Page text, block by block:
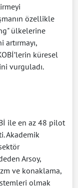
özellikle
ülkelerine
küresel
vurguladı.
ile en az 48 pilot
Akademik
Arsoy,
ve konaklama,
olmak